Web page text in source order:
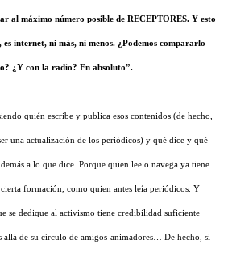
al máximo número posible de RECEPTORES. Y esto
internet, ni más, ni menos. ¿Podemos compararlo
¿Y con la radio? En absoluto”.
quién escribe y publica esos contenidos (de hecho,
una actualización de los periódicos) y qué dice y qué
a lo que dice. Porque quien lee o navega ya tiene
formación, como quien antes leía periódicos. Y
se dedique al activismo tiene credibilidad suficiente
allá de su círculo de amigos-animadores… De hecho, si